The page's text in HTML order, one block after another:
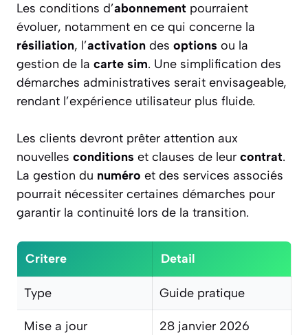
Les conditions d’abonnement pourraient
évoluer, notamment en ce qui concerne la
résiliation, l’activation des options ou la
gestion de la carte sim. Une simplification des
démarches administratives serait envisageable,
rendant l’expérience utilisateur plus fluide.
Les clients devront prêter attention aux
nouvelles conditions et clauses de leur contrat.
La gestion du numéro et des services associés
pourrait nécessiter certaines démarches pour
garantir la continuité lors de la transition.
Critere Detail
Type Guide pratique
Mise a jour 28 janvier 2026